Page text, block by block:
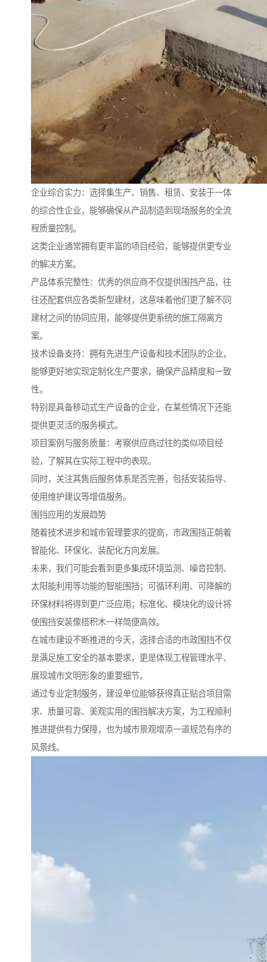
企业综合实力：选择集生产、销售、租赁、安装于一体
的综合性企业，能够确保从产品制造到现场服务的全流
程质量控制。
这类企业通常拥有更丰富的项目经验，能够提供更专业
的解决方案。
产品体系完整性：优秀的供应商不仅提供围挡产品，往
往还配套供应各类新型建材，这意味着他们更了解不同
建材之间的协同应用，能够提供更系统的施工隔离方
案。
技术设备支持：拥有先进生产设备和技术团队的企业，
能够更好地实现定制化生产要求，确保产品精度和一致
性。
特别是具备移动式生产设备的企业，在某些情况下还能
提供更灵活的服务模式。
项目案例与服务质量：考察供应商过往的类似项目经
验，了解其在实际工程中的表现。
同时，关注其售后服务体系是否完善，包括安装指导、
使用维护建议等增值服务。
围挡应用的发展趋势
随着技术进步和城市管理要求的提高，市政围挡正朝着
智能化、环保化、装配化方向发展。
未来，我们可能会看到更多集成环境监测、噪音控制、
太阳能利用等功能的智能围挡；可循环利用、可降解的
环保材料将得到更广泛应用；标准化、模块化的设计将
使围挡安装像搭积木一样简便高效。
在城市建设不断推进的今天，选择合适的市政围挡不仅
是满足施工安全的基本要求，更是体现工程管理水平、
展现城市文明形象的重要细节。
通过专业定制服务，建设单位能够获得真正贴合项目需
求、质量可靠、美观实用的围挡解决方案，为工程顺利
推进提供有力保障，也为城市景观增添一道规范有序的
风景线。